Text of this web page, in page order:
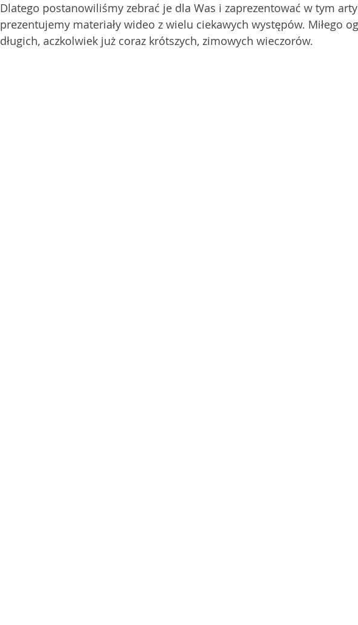
Dlatego postanowiliśmy zebrać je dla Was i zaprezentować w tym
prezentujemy materiały wideo z wielu ciekawych występów. Miłego
długich, aczkolwiek już coraz krótszych, zimowych wieczorów.